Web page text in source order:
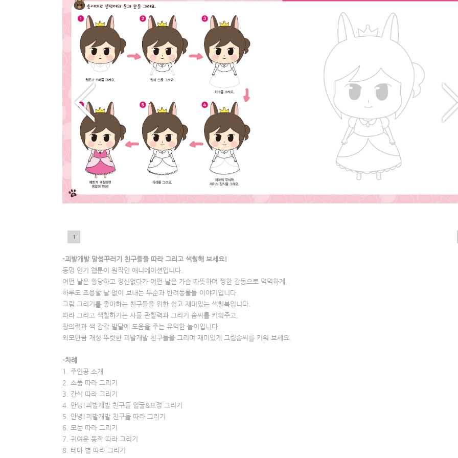
15
-괴발개발 말썽꾸러기 친구들을 따라 그리고 색칠해 보세요!
동명 인기 웹툰이 원작인 애니메이션입니다.
어떤 날은 황당하고 정신없다가 어떤 날은 가슴 따뜻하며 찡한 감동으로 먹먹하게,
하루도 조용할 날 없이 보내는 두순과 반려동물들 이야기입니다.
그림 그리기를 좋아하는 친구들을 위한 쉽고 재미있는 색칠북입니다.
따라 그리고 색칠하기는 사물 관찰력과 그리기 솜씨를 키워주고,
창의력과 색 감각 발달에 도움을 주는 유익한 놀이입니다.
외모만큼 개성 뚜렷한 괴발개발 친구들을 그리며 재미있게 그림솜씨를 키워 보세요.
-차례
1. 주인공 소개
2. 소품 따라 그리기
3. 간식 따라 그리기
4. 안녕!괴발개발 친구들 얼굴&표정 그리기
5. 안녕!괴발개발 친구들 따라 그리기
6. 모눈 따라 그리기
7. 귀여운 동작 따라 그리기
8. 테마 별 따라 그리기